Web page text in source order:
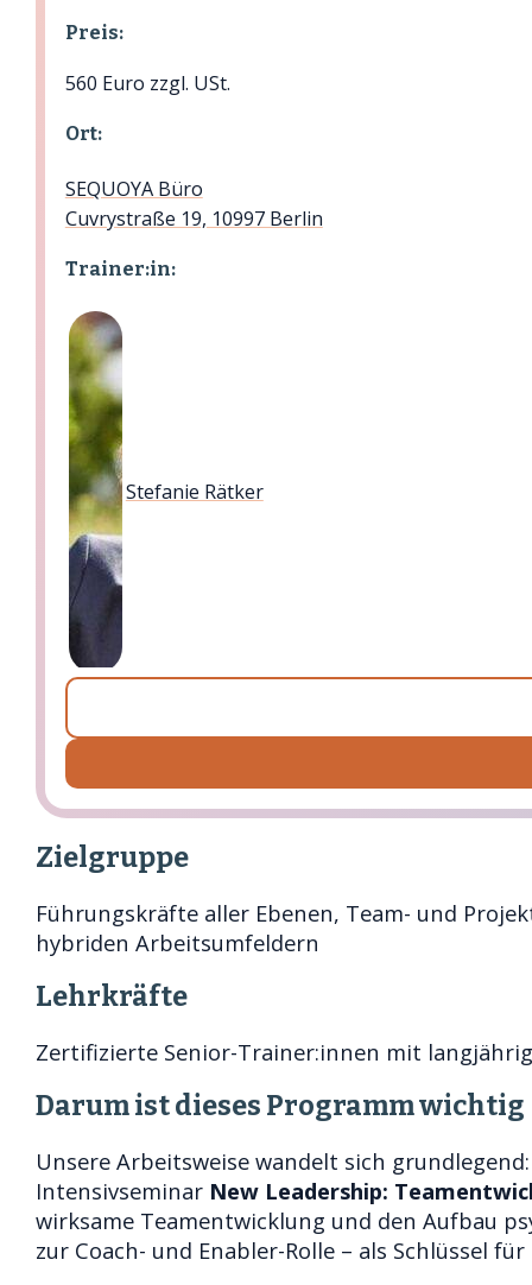
Zielgruppe
Führungskräfte aller Ebenen, Team- und
hybriden Arbeitsumfeldern
Lehrkräfte
Zertifizierte Senior-Trainer:innen mit
Darum ist dieses Programm wichtig
Unsere Arbeitsweise wandelt sich
Intensivseminar New Leadership:
wirksame Teamentwicklung und den Aufbau
zur Coach- und Enabler-Rolle – als Schlüssel
Preis:
560 Euro zzgl. USt.
Ort:
SEQUOYA Büro
Cuvrystraße 19, 10997 Berlin
Trainer:in:
Stefanie Rätker